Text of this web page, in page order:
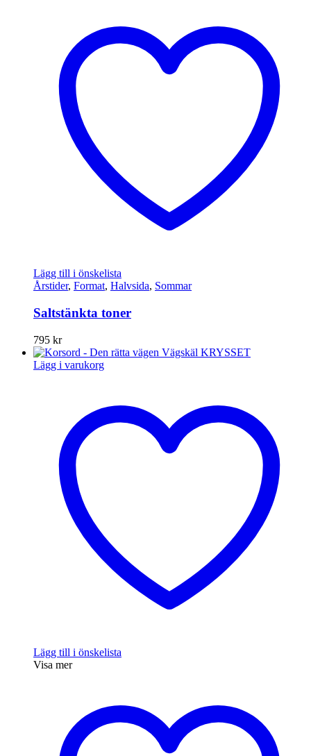
Lägg till i önskelista
Årstider, Format, Halvsida, Sommar
Saltstänkta toner
795 kr
Lägg i varukorg
Lägg till i önskelista
Visa mer